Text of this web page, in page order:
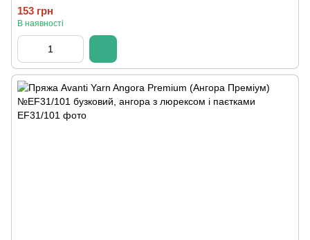
153 грн
В наявності